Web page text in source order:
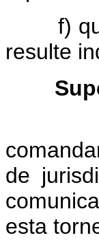
f)
resulte
de
esta